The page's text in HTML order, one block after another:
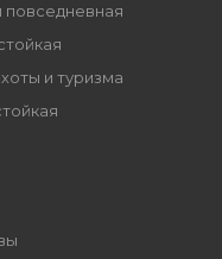
повседневная
и туризма